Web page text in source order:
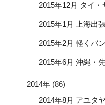
2015年12月 タイ
2015年1月 上海出
2015年2月 軽くバ
2015年6月 沖縄・
2014年 (86)
2014年8月 アユタ